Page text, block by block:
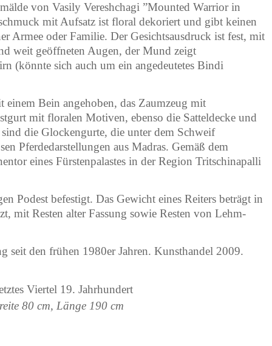
von Vasily Vereshchagi ”Mounted Warrior in
mit Aufsatz ist floral dekoriert und gibt keinen
Armee oder Familie. Der Gesichtsausdruck ist fest, mit
weit geöffneten Augen, der Mund zeigt
(könnte sich auch um ein angedeutetes Bindi
Bein angehoben, das Zaumzeug mit
mit floralen Motiven, ebenso die Satteldecke und
die Glockengurte, die unter dem Schweif
Pferdedarstellungen aus Madras. Gemäß dem
eines Fürstenpalastes in der Region Tritschinapalli
Podest befestigt. Das Gewicht eines Reiters beträgt in
mit Resten alter Fassung sowie Resten von Lehm-
seit den frühen 1980er Jahren. Kunsthandel 2009.
Viertel 19. Jahrhundert
80 cm, Länge 190 cm